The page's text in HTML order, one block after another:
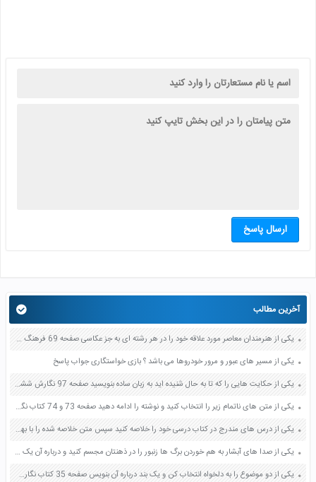
ارسال پاسخ
آخرین مطالب
یکی از هنرمندان معاصر مورد علاقه خود را در هر رشته ای به جز عکاسی صفحه 69 فرهنگ و هنر نهم
یکی از مسیر های عبور و مرور خودروها می باشد ؟ بازی خواستگاری جواب پاسخ
یکی از حکایت هایی را که تا به حال شنیده اید به زبان ساده بنویسید صفحه 97 نگارش ششم دبستان
یکی از متن های ناتمام زیر را انتخاب کنید و نوشته را ادامه دهید صفحه 73 و 74 کتاب نگارش فارسی پنجم دبستان
یکی از درس های مندرج در کتاب درسی خود را خلاصه کنید سپس متن خلاصه شده را با بهره گیری از روش های دسته بندی نمودار جدول نقشه مفهومی نشان دهید صفحه 118 نگارش یازدهم
یکی از صدا های آبشار به هم خوردن برگ ها زنبور را در ذهنتان مجسم کنید و درباره آن یک بند بنویسید صفحه 11 نگارش پنجم
یکی از دو موضوع را به دلخواه انتخاب کن و یک بند درباره آن بنویس صفحه 35 کتاب نگارش فارسی سوم